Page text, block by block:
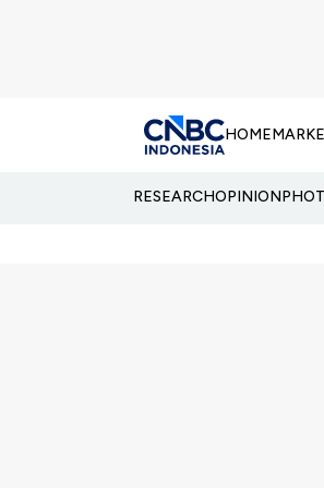
HOME
RESEARCHOPINION